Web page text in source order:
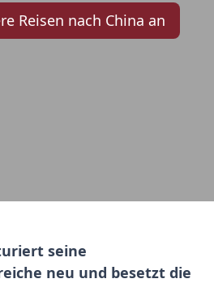
Reisen nach China an
seine
neu und besetzt die